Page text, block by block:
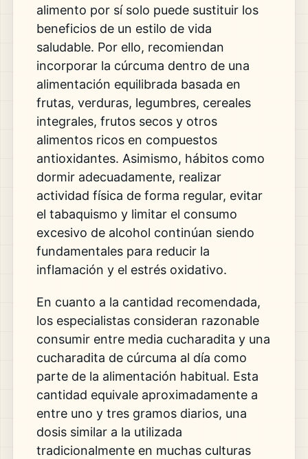
alimento por sí solo puede sustituir los
beneficios de un estilo de vida
saludable. Por ello, recomiendan
incorporar la cúrcuma dentro de una
alimentación equilibrada basada en
frutas, verduras, legumbres, cereales
integrales, frutos secos y otros
alimentos ricos en compuestos
antioxidantes. Asimismo, hábitos como
dormir adecuadamente, realizar
actividad física de forma regular, evitar
el tabaquismo y limitar el consumo
excesivo de alcohol continúan siendo
fundamentales para reducir la
inflamación y el estrés oxidativo.
En cuanto a la cantidad recomendada,
los especialistas consideran razonable
consumir entre media cucharadita y una
cucharadita de cúrcuma al día como
parte de la alimentación habitual. Esta
cantidad equivale aproximadamente a
entre uno y tres gramos diarios, una
dosis similar a la utilizada
tradicionalmente en muchas culturas